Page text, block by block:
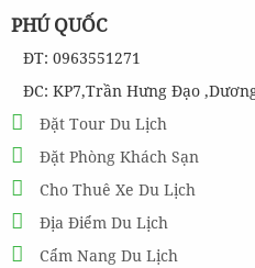
PHÚ QUỐC
ĐT: 0963551271
ĐC: KP7,Trần Hưng Đạo
Đặt Tour Du Lịch
Đặt Phòng Khách Sạn
Cho Thuê Xe Du Lịch
Địa Điểm Du Lịch
Cẩm Nang Du Lịch